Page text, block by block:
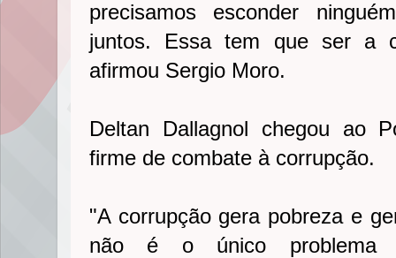
precisamos esconder
juntos. Essa tem que ser a
afirmou Sergio Moro.
Deltan Dallagnol chegou ao
firme de combate à corrupção.
"A corrupção gera pobreza e
não é o único